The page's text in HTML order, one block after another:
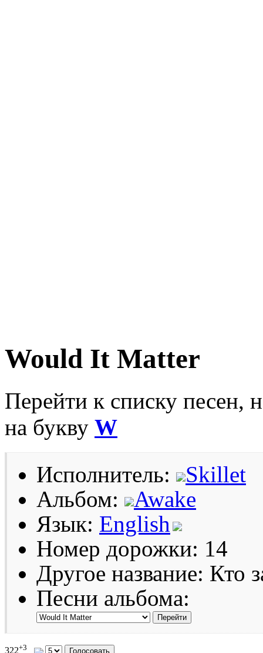
Would It Matter
Перейти к списку песен,
на букву W
Исполнитель:
Skillet
Альбом:
Awake
Язык: English
Номер дорожки: 14
Другое название: Кто
Песни альбома:
322+3